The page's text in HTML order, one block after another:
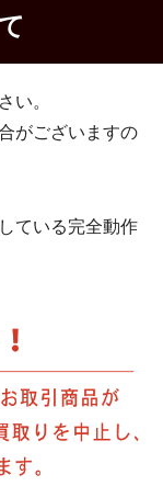
い。
がございますの
ている完全動作